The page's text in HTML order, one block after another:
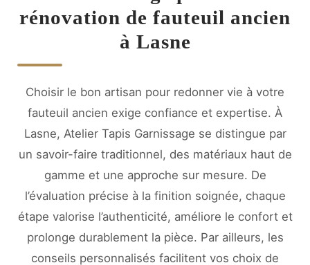
rénovation de fauteuil ancien
à Lasne
Choisir le bon artisan pour redonner vie à votre
fauteuil ancien exige confiance et expertise. À
Lasne, Atelier Tapis Garnissage se distingue par
un savoir-faire traditionnel, des matériaux haut de
gamme et une approche sur mesure. De
l’évaluation précise à la finition soignée, chaque
étape valorise l’authenticité, améliore le confort et
prolonge durablement la pièce. Par ailleurs, les
conseils personnalisés facilitent vos choix de